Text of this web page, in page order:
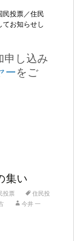
民投票／住民
てお知らせし
申し込み
ーをご
集い
投票
住民投
今井 一